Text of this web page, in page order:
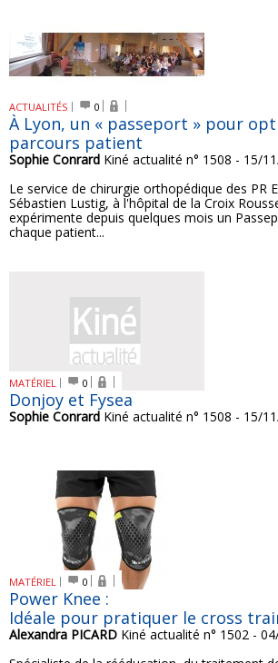
ACTUALITÉS 0
À Lyon, un « passeport » pour
parcours patient
Sophie Conrard Kiné actualité n° 1508 - 15/
Le service de chirurgie orthopédique des PR
Sébastien Lustig, à l'hôpital de la Croix
expérimente depuis quelques mois un
chaque patient...
MATÉRIEL 0
Donjoy et Fysea
Sophie Conrard Kiné actualité n° 1508 - 15/
MATÉRIEL 0
Power Knee :
Idéale pour pratiquer le cross
Alexandra PICARD Kiné actualité n° 1502 -